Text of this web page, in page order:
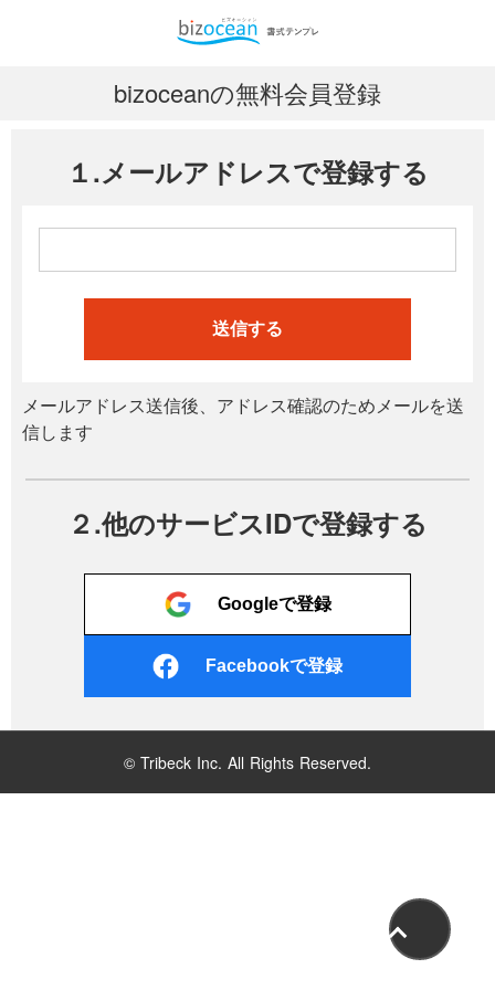
bizoceanの無料会員登録
１.メールアドレスで登録する
送信する
メールアドレス送信後、アドレス確認のためメールを送
信します
２.他のサービスIDで登録する
Googleで登録
Facebookで登録
© Tribeck Inc. All Rights Reserved.